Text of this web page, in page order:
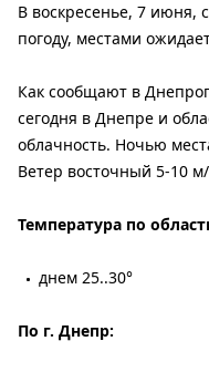
В воскресенье, 7 июня,
погоду, местами
Как сообщают в
сегодня в Днепре и
облачность. Ночью
Ветер восточный 5-10
Температура по
днем 25..30°
По г. Днепр: